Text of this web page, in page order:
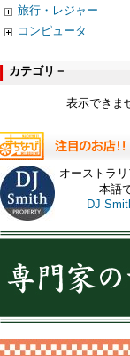
旅行・レジャー
コンピュータ
カテゴリ－
表示できま
オーストラ
本語
DJ